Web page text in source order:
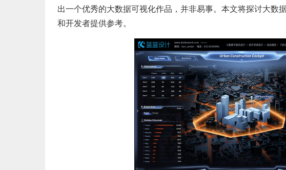
出一个优秀的大数据可视化作品，并非易事。本文将探讨大数
和开发者提供参考。